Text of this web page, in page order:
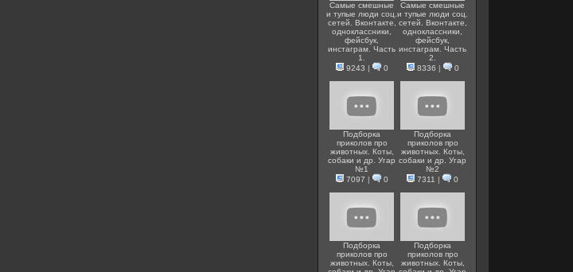
Самые смешные
и тупые люди соц.
сетей. Вконтакте,
одноклассники,
фейсбук,
инстаграм. Часть
1.
9243
0
Самые смешные
и тупые люди соц.
сетей. Вконтакте,
одноклассники,
фейсбук,
инстаграм. Часть
2.
8336
0
Подборка
приколов про
животных. Коты,
собаки и др. Угар
№1
7097
0
Подборка
приколов про
животных. Коты,
собаки и др. Угар
№2
7311
0
Подборка
приколов про
животных. Коты,
Подборка
приколов про
животных. Коты,